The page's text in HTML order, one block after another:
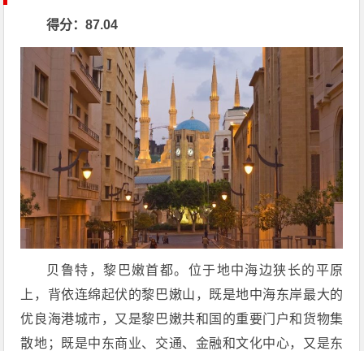
得分：87.04
贝鲁特，黎巴嫩首都。位于地中海边狭长的平原
上，背依连绵起伏的黎巴嫩山，既是地中海东岸最大的
优良海港城市，又是黎巴嫩共和国的重要门户和货物集
散地；既是中东商业、交通、金融和文化中心，又是东